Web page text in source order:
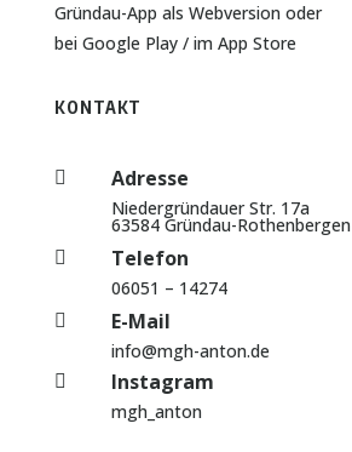
Gründau-App als Webversionoder
bei Google Play/ im App Store
KONTAKT
 Adresse
Niedergründauer Str. 17a
63584 Gründau-Rothenbergen
 Telefon
06051 – 14274
 E-Mail
info@mgh-anton.de
 Instagram
mgh_anton